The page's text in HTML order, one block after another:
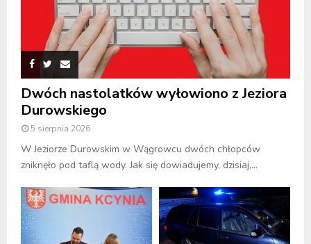
Dwóch nastolatków wyłowiono z Jeziora
Durowskiego
5 sierpnia 2026
W Jeziorze Durowskim w Wągrowcu dwóch chłopców
zniknęło pod taflą wody. Jak się dowiadujemy, dzisiaj,...